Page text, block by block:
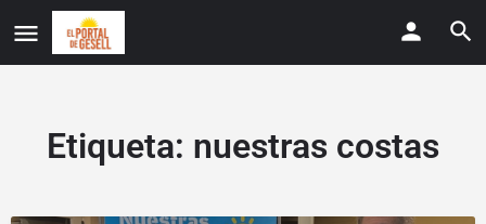
Etiqueta: nuestras costas